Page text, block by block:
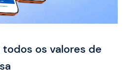
os valores de